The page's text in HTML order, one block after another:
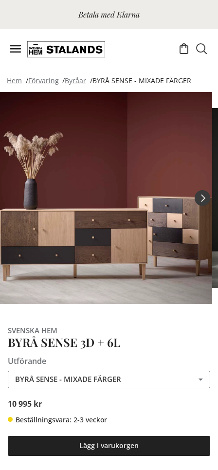
Betala med Klarna
Hem Förvaring Byråar BYRÅ SENSE - MIXADE FÄRGER
SVENSKA HEM
BYRÅ SENSE 3D + 6L
Utförande
BYRÅ SENSE - MIXADE FÄRGER
10 995 kr
Beställningsvara: 2-3 veckor
Lägg i varukorgen